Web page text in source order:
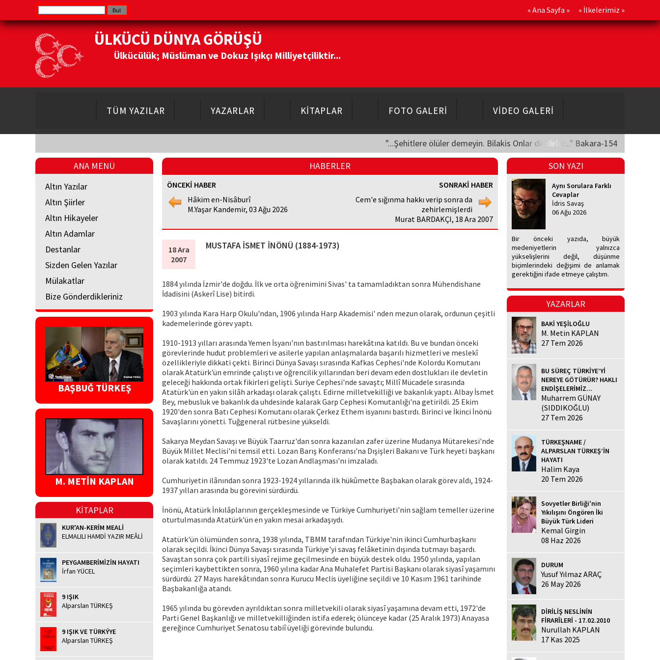
« Ana Sayfa » « İlkelerimiz »
ÜLKÜCÜ DÜNYA GÖRÜŞÜ
Ülkücülük; Müslüman ve Dokuz Işıkçı Milliyetçiliktir...
TÜM YAZILAR YAZARLAR KİTAPLAR FOTO GALERİ VİDEO GALERİ
"...Şehitlere ölüler demeyin. Bilakis Onlar diridirler..." Bakara-154
ANA MENÜ
Altın Yazılar
Altın Şiirler
Altın Hikayeler
Altın Adamlar
Destanlar
Sizden Gelen Yazılar
Mülakatlar
Bize Gönderdikleriniz
BAŞBUĞ TÜRKEŞ
M. METİN KAPLAN
KİTAPLAR
KUR'AN-KERİM MEALİ
ELMALILI HAMDİ YAZIR MEÂLİ
PEYGAMBERİMİZİN HAYATI
İrfan YÜCEL
9 IŞIK
Alparslan TÜRKEŞ
9 IŞIK VE TÜRKÝYE
Alparslan TÜRKEŞ
HABERLER
ÖNCEKİ HABER
Hâkim en-Nisâburî
M.Yaşar Kandemir, 03 Ağu 2026
SONRAKİ HABER
Cem'e sığınma hakkı verip sonra da
zehirlemişlerdi
Murat BARDAKÇI, 18 Ara 2007
18 Ara
2007
MUSTAFA İSMET İNÖNÜ (1884-1973)
1884 yılında İzmir'de doğdu. İlk ve orta öğrenimini Sivas' ta tamamladıktan sonra Mühendishane
İdadisini (Askerî Lise) bitirdi.
1903 yılında Kara Harp Okulu'ndan, 1906 yılında Harp Akademisi' nden mezun olarak, ordunun çeşitli
kademelerinde görev yaptı.
1910-1913 yılları arasında Yemen İsyanı'nın bastırılması harekâtına katıldı. Bu ve bundan önceki
görevlerinde hudut problemleri ve asilerle yapılan anlaşmalarda başarılı hizmetleri ve meslekî
özellikleriyle dikkati çekti. Birinci Dünya Savaşı sırasında Kafkas Cephesi'nde Kolordu Komutanı
olarak Atatürk'ün emrinde çalıştı ve öğrencilik yıllarından beri devam eden dostlukları ile devletin
geleceği hakkında ortak fikirleri gelişti. Suriye Cephesi'nde savaştı; Millî Mücadele sırasında
Atatürk'ün en yakın silâh arkadaşı olarak çalıştı. Edirne milletvekilliği ve bakanlık yaptı. Albay İsmet
Bey, mebusluk ve bakanlık da uhdesinde kalarak Garp Cephesi Komutanlığı'na getirildi. 25 Ekim
1920'den sonra Batı Cephesi Komutanı olarak Çerkez Ethem isyanını bastırdı. Birinci ve İkinci İnönü
Savaşlarını yönetti. Tuğgeneral rütbesine yükseldi.
Sakarya Meydan Savaşı ve Büyük Taarruz'dan sonra kazanılan zafer üzerine Mudanya Mütarekesi'nde
Büyük Millet Meclisi'ni temsil etti. Lozan Barış Konferansı'na Dışişleri Bakanı ve Türk heyeti başkanı
olarak katıldı. 24 Temmuz 1923'te Lozan Andlaşması'nı imzaladı.
Cumhuriyetin ilânından sonra 1923-1924 yıllarında ilk hükûmette Başbakan olarak görev aldı, 1924-
1937 yılları arasında bu görevini sürdürdü.
İnönü, Atatürk İnkılâplarının gerçekleşmesinde ve Türkiye Cumhuriyeti'nin sağlam temeller üzerine
oturtulmasında Atatürk'ün en yakın mesai arkadaşıydı.
Atatürk'ün ölümünden sonra, 1938 yılında, TBMM tarafından Türkiye'nin ikinci Cumhurbaşkanı
olarak seçildi. İkinci Dünya Savaşı sırasında Türkiye'yi savaş felâketinin dışında tutmayı başardı.
Savaştan sonra çok partili siyasî rejime geçilmesinde en büyük destek oldu. 1950 yılında, yapılan
seçimleri kaybettikten sonra, 1960 yılına kadar Ana Muhalefet Partisi Başkanı olarak siyasî yaşamını
sürdürdü. 27 Mayıs harekâtından sonra Kurucu Meclis üyeliğine seçildi ve 10 Kasım 1961 tarihinde
Başbakanlığa atandı.
1965 yılında bu görevden ayrıldıktan sonra milletvekili olarak siyasî yaşamına devam etti, 1972'de
Parti Genel Başkanlığı ve milletvekilliğinden istifa ederek; ölünceye kadar (25 Aralık 1973) Anayasa
gereğince Cumhuriyet Senatosu tabiî üyeliği görevinde bulundu.
SON YAZI
Aynı Sorulara Farklı
Cevaplar
İdris Savaş
06 Ağu 2026
Bir önceki yazıda, büyük
medeniyetlerin yalnızca
yükselişlerini değil, düşünme
biçimlerindeki değişimi de anlamak
gerektiğini ifade etmeye çalıştım.
YAZARLAR
BAKİ YEŞİLOĞLU
M. Metin KAPLAN
27 Tem 2026
BU SÜREÇ TÜRKİYE’Yİ
NEREYE GÖTÜRÜR? HAKLI
ENDİŞELERİMİZ...
Muharrem GÜNAY
(SIDDIKOĞLU)
27 Tem 2026
TÜRKEŞNAME /
ALPARSLAN TÜRKEŞ’İN
HAYATI
Halim Kaya
20 Tem 2026
Sovyetler Birliği'nin
Yıkılışını Öngören İki
Büyük Türk Lideri
Kemal Girgin
08 Haz 2026
DURUM
Yusuf Yılmaz ARAÇ
26 May 2026
DİRİLİŞ NESLİNİN
FİRARÎLERİ - 17.02.2010
Nurullah KAPLAN
17 Kas 2025